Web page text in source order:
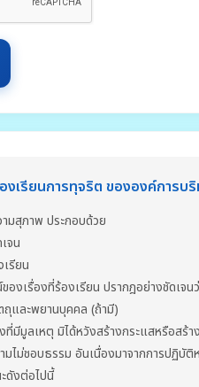
เรียนการทุจริต ขององค์การบ
มสุภาพ ประกอบด้วย
จน
รียน
เรื่องที่ร้องเรียน ปรากฎอย่างชัดเจน
และพยานบุคคล (ถ้ามี)
ที่มีมูลเหตุ มิได้หวังสร้างกระแสหรือสร้
มไม่ชอบธรรม อันเนื่องมาจากการปฏิบั
ดังต่อไปนี้